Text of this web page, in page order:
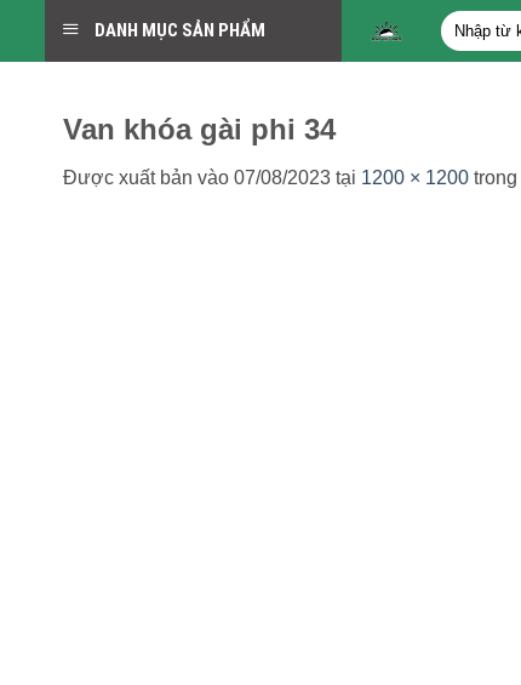
Tìm
kiếm:
DANH MỤC SẢN PHẨM
Van khóa gài phi 34
Được xuất bản vào 07/08/2023 tại 1200 × 1200 trong